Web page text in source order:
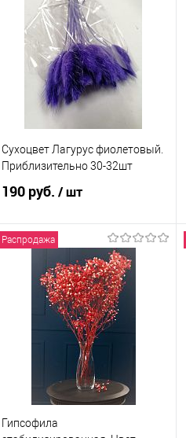
Купить в 1 клик
Сравнение
В избранное
В наличии
Сухоцвет Лагурус фиолетовый.
Приблизительно 30-32шт
190 руб. / шт
В корзину
Купить в 1 клик
Сравнение
В избранное
В наличии
Распродажа
Гипсофила